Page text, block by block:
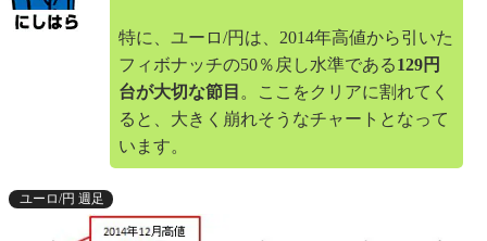
特に、ユーロ/円は、2014年高値から引いた
フィボナッチの50％戻し水準である129円
台が大切な節目 。ここをクリアに割れてく
ると、大きく崩れそうなチャートとなって
います。
ユーロ/円 週足